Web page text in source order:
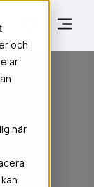
och
när